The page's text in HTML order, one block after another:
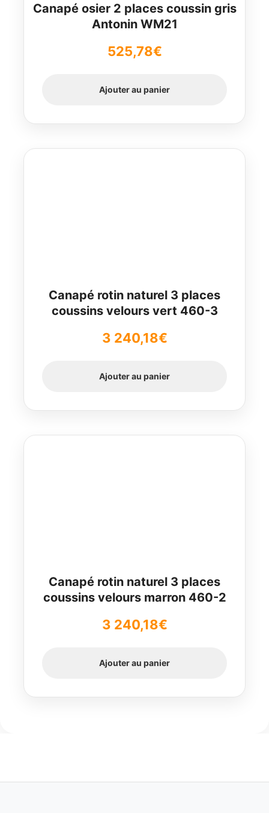
Canapé osier 2 places coussin gris
Antonin WM21
525,78€
Ajouter au panier
Canapé rotin naturel 3 places
coussins velours vert 460-3
3 240,18€
Ajouter au panier
Canapé rotin naturel 3 places
coussins velours marron 460-2
3 240,18€
Ajouter au panier